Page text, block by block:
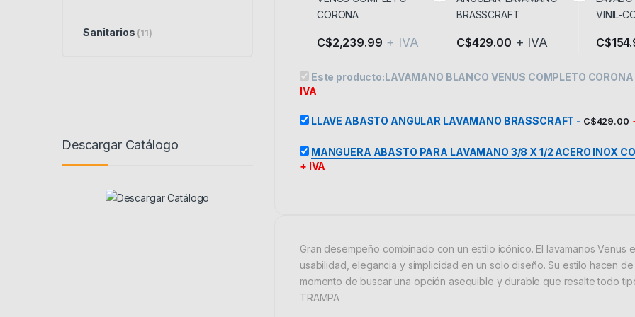
C$2,239.99 + IVA C$429.00 + IVA C$
Este producto:LAVAMANO BLANCO VENUS COMPLETO CORONA
IVA
LLAVE ABASTO ANGULAR LAVAMANO BRASSCRAFT - C$429.00
MANGUERA ABASTO PARA LAVAMANO 3/8 X 1/2 ACERO INOX
+ IVA
Gran desempeño combinado con un estilo icónico. El lavamanos
usabilidad, elegancia y simplicidad en un solo diseño. Su estilo hacen
momento de buscar una opción asequible y durable que resalte todo
TRAMPA
Sanitarios (11)
Descargar Catálogo